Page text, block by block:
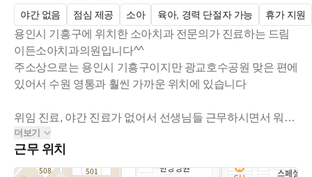
야간 없음 점심 제공 소아 육아, 경력 단절자 가능 휴가 지원
용인시 기흥구에 위치한 소아치과 전문의가 진료하는 드림
이든소아치과의원입니다^^
주소상으로는 용인시 기흥구이지만 광교호수공원 맞은 편에
있어서 수원 영통과 훨씬 가까운 위치에 있습니다
위임 진료, 야간 진료가 없어서 선생님들 근무하시면서 워라
밸 좋은 치과입니다!
소아치과 특성상 방학시즌이나 토요일 제외 환자예약이 많
지 않아 여유롭게 배우면서 근무 가능하십니다
더보기
근무 위치